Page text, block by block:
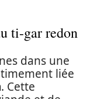
ti-gar redon
dans une
liée
. Cette